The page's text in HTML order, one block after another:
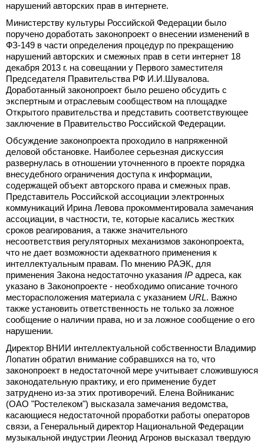
нарушений авторских прав в интернете.
Министерству культуры Российской Федерации было
поручено доработать законопроект о внесении изменений в
ФЗ-149 в части определения процедур по прекращению
нарушений авторских и смежных прав в сети интернет 18
декабря 2013 г. на совещании у Первого заместителя
Председателя Правительства РФ И.И.Шувалова.
Доработанный законопроект было решено обсудить с
экспертным и отраслевым сообществом на площадке
Открытого правительства и представить соответствующее
заключение в Правительство Российской Федерации.
Обсуждение законопроекта проходило в напряженной
деловой обстановке. Наиболее серьезная дискуссия
развернулась в отношении уточненного в проекте порядка
внесудебного ограничения доступа к информации,
содержащей объект авторского права и смежных прав.
Представитель Российской ассоциации электронных
коммуникаций Ирина Левова прокомментировала замечания
ассоциации, в частности, те, которые касались жестких
сроков реагирования, а также значительного
несоответствия регуляторных механизмов законопроекта,
что не дает возможности адекватного применения к
интеллектуальным правам. По мнению РАЭК, для
применения Закона недостаточно указания IP адреса, как
указано в Законопроекте - необходимо описание точного
месторасположения материала с указанием URL. Важно
также установить ответственность не только за ложное
сообщение о наличии права, но и за ложное сообщение о его
нарушении.
Директор ВНИИ интеллектуальной собственности Владимир
Лопатин обратил внимание собравшихся на то, что
законопроект в недостаточной мере учитывает сложившуюся
законодательную практику, и его применение будет
затруднено из-за этих противоречий. Елена Войниканис
(ОАО "Ростелеком") высказала замечания ведомства,
касающиеся недостаточной проработки работы операторов
связи, а Генеральный директор Национальной Федерации
музыкальной индустрии Леонид Агронов высказал твердую